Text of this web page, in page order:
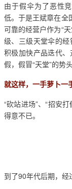
由于假伞为了恶性
低。于是王斌章在全
可靠的经营户作为“
级、三级天堂伞的
积极加快产品迭代
假，假冒“天堂”的势
就这样，一手萝卜一
“砍站进场”、“招安
得意不已。
到了90年代后期，经